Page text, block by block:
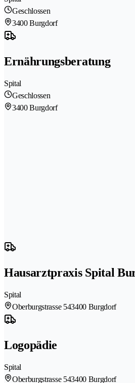
Geschlossen
3400 Burgdorf
Ernährungsberatung
Spital
Geschlossen
3400 Burgdorf
Hausarztpraxis Spital
Spital
Oberburgstrasse 543400 Burgdorf
Logopädie
Spital
Oberburgstrasse 543400 Burgdorf